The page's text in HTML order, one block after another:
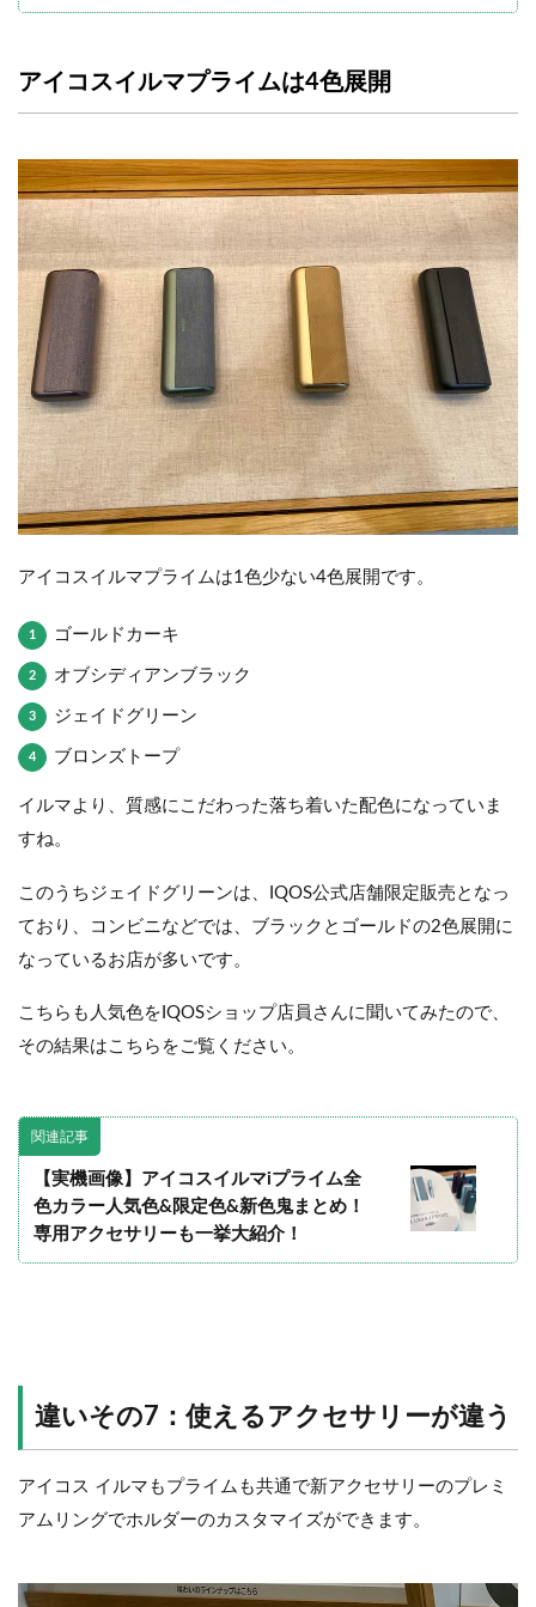
アイコスイルマプライムは4色展開
アイコスイルマプライムは1色少ない4色展開です。
ゴールドカーキ
オブシディアンブラック
ジェイドグリーン
ブロンズトープ
イルマより、質感にこだわった落ち着いた配色になっていま
すね。
このうちジェイドグリーンは、IQOS公式店舗限定販売となっ
ており、コンビニなどでは、ブラックとゴールドの2色展開に
なっているお店が多いです。
こちらも人気色をIQOSショップ店員さんに聞いてみたので、
その結果はこちらをご覧ください。
関連記事
【実機画像】アイコスイルマiプライム全
色カラー人気色&限定色&新色鬼まとめ！
専用アクセサリーも一挙大紹介！
違いその7：使えるアクセサリーが違う
アイコス イルマもプライムも共通で新アクセサリーのプレミ
アムリングでホルダーのカスタマイズができます。